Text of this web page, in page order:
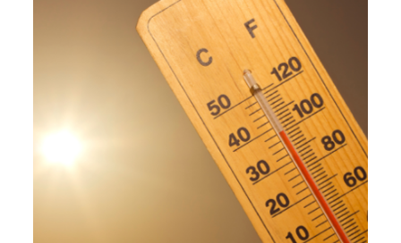
potrebbe facilmente soddisfare, e superare, la
domanda di elettricità attuale e futura.